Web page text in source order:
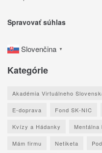
Spravovať súhlas
Slovenčina ▼
Kategórie
Akadémia Virtuálneho
E-doprava Fond SK-NIC
Kvízy a Hádanky
Mám firmu Netiketa